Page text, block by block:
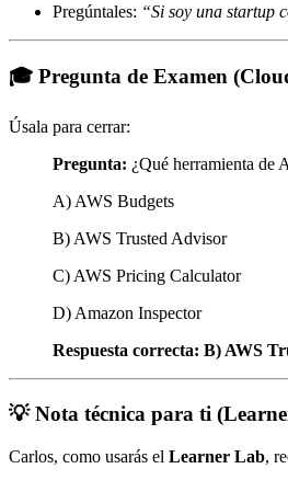
Pregúntales: “Si soy una startup
🎓 Pregunta de Examen
Úsala para cerrar:
Pregunta: ¿Qué herramienta de
A) AWS Budgets
B) AWS Trusted Advisor
C) AWS Pricing Calculator
D) Amazon Inspector
Respuesta correcta: B) AWS
💡 Nota técnica para ti
Carlos, como usarás el Learner Lab,